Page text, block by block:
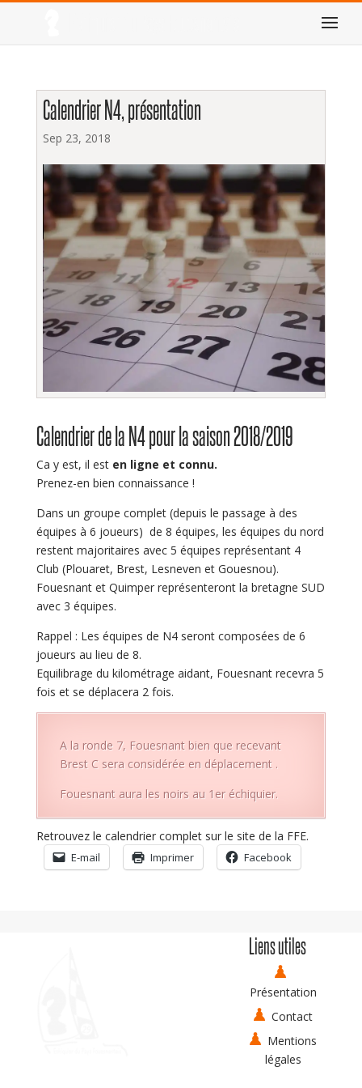
Calendrier N4, présentation
Sep 23, 2018
Calendrier de la N4 pour la saison 2018/2019
Ca y est, il est en ligne et connu.
Prenez-en bien connaissance !
Dans un groupe complet (depuis le passage à des
équipes à 6 joueurs) de 8 équipes, les équipes du nord
restent majoritaires avec 5 équipes représentant 4
Club (Plouaret, Brest, Lesneven et Gouesnou).
Fouesnant et Quimper représenteront la bretagne SUD
avec 3 équipes.
Rappel : Les équipes de N4 seront composées de 6
joueurs au lieu de 8.
Equilibrage du kilométrage aidant, Fouesnant recevra 5
fois et se déplacera 2 fois.
A la ronde 7, Fouesnant bien que recevant
Brest C sera considérée en déplacement .
Fouesnant aura les noirs au 1er échiquier.
Retrouvez le calendrier complet sur le site de la FFE.
E-mail Imprimer Facebook
Liens utiles
Présentation
Contact
Mentions
légales